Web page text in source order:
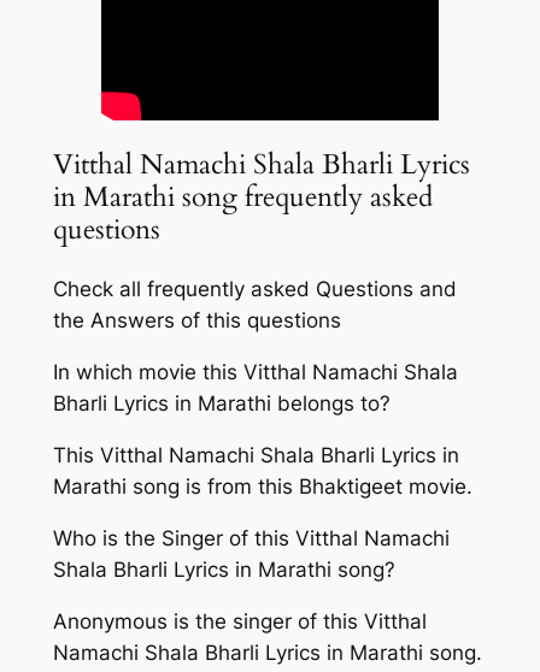
Vitthal Namachi Shala Bharli Lyrics
in Marathi song frequently asked
questions
Check all frequently asked Questions and
the Answers of this questions
In which movie this Vitthal Namachi Shala
Bharli Lyrics in Marathi belongs to?
This Vitthal Namachi Shala Bharli Lyrics in
Marathi song is from this Bhaktigeet movie.
Who is the Singer of this Vitthal Namachi
Shala Bharli Lyrics in Marathi song?
Anonymous is the singer of this Vitthal
Namachi Shala Bharli Lyrics in Marathi song.